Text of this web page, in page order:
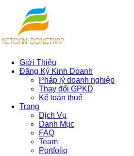
Giới Thiệu
Đăng Ký Kinh Doanh
Pháp lý doanh nghiệp
Thay đổi GPKD
Kế toán thuế
Trang
Dịch Vụ
Danh Mục
FAQ
Team
Portfolio